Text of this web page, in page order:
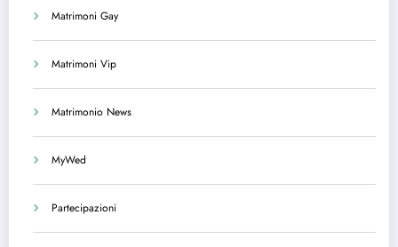
Matrimoni Gay
Matrimoni Vip
Matrimonio News
MyWed
Partecipazioni